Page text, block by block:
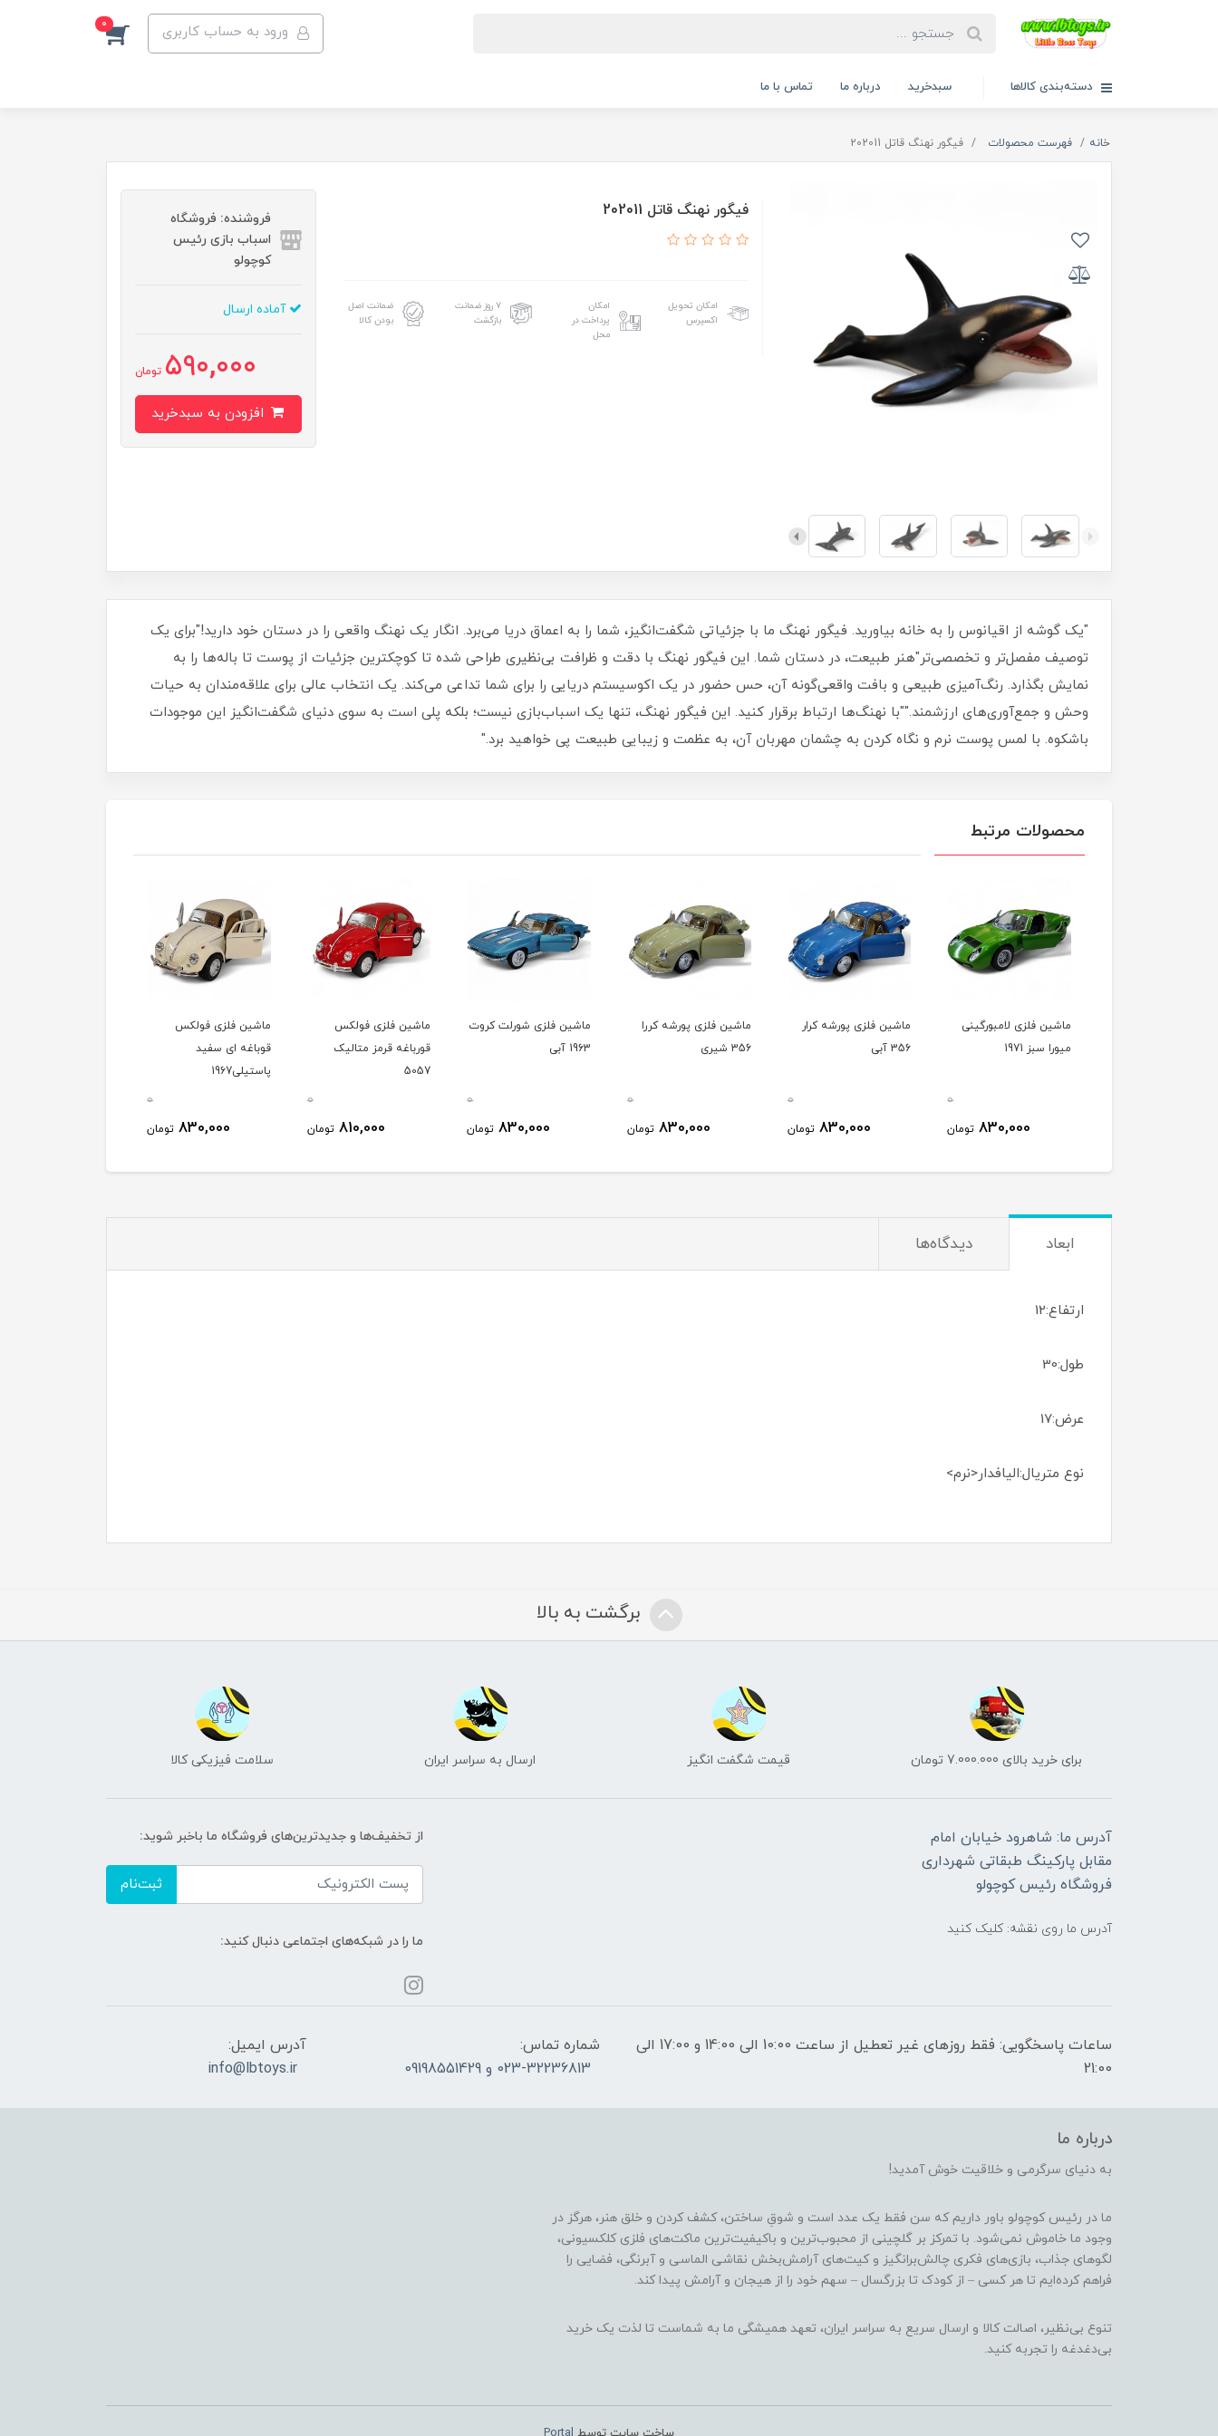
ورود به حساب کاربری 0
دسته‌بندی کالاها سبدخرید درباره ما تماس با ما
خانه فهرست محصولات فیگور نهنگ قاتل 202011
فیگور نهنگ قاتل 202011
امکان تحویل
اکسپرس
امکان
پرداخت در
محل
۷ روز ضمانت
بازگشت
ضمانت اصل
بودن کالا
فروشنده: فروشگاه
اسباب بازی رئیس
کوچولو
آماده ارسال
590,000 تومان
"یک گوشه از اقیانوس را به خانه بیاورید. فیگور نهنگ ما با جزئیاتی شگفت‌انگیز، شما را به اعماق دریا می‌برد. انگار یک نهنگ واقعی را در دستان خود دارید!"برای یک
توصیف مفصل‌تر و تخصصی‌تر"هنر طبیعت، در دستان شما. این فیگور نهنگ با دقت و ظرافت بی‌نظیری طراحی شده تا کوچکترین جزئیات از پوست تا باله‌ها را به
نمایش بگذارد. رنگ‌آمیزی طبیعی و بافت واقعی‌گونه آن، حس حضور در یک اکوسیستم دریایی را برای شما تداعی می‌کند. یک انتخاب عالی برای علاقه‌مندان به حیات
وحش و جمع‌آوری‌های ارزشمند.""با نهنگ‌ها ارتباط برقرار کنید. این فیگور نهنگ، تنها یک اسباب‌بازی نیست؛ بلکه پلی است به سوی دنیای شگفت‌انگیز این موجودات
باشکوه. با لمس پوست نرم و نگاه کردن به چشمان مهربان آن، به عظمت و زیبایی طبیعت پی خواهید برد."
محصولات مرتبط
ماشین فلزی لامبورگینی
میورا سبز 1971
0
830,000 تومان
ماشین فلزی پورشه کرار
356 آبی
0
830,000 تومان
ماشین فلزی پورشه کررا
356 شیری
0
830,000 تومان
ماشین فلزی شورلت کروت
1963 آبی
0
830,000 تومان
ماشین فلزی فولکس
قورباغه قرمز متالیک
5057
0
810,000 تومان
ماشین فلزی فولکس
قوباغه ای سفید
پاستیلی1967
0
830,000 تومان
ابعاد دیدگاه‌ها
ارتفاع:12
طول:30
عرض:17
نوع متریال:الیافدار<نرم>
برگشت به بالا
برای خرید بالای 7.000.000 تومان قیمت شگفت انگیز ارسال به سراسر ایران سلامت فیزیکی کالا
آدرس ما: شاهرود خیابان امام
مقابل پارکینگ طبقاتی شهرداری
فروشگاه رئیس کوچولو
آدرس ما روی نقشه: کلیک کنید
از تخفیف‌ها و جدیدترین‌های فروشگاه ما باخبر شوید:
ثبت‌نام
ما را در شبکه‌های اجتماعی دنبال کنید:
ساعات پاسخگویی: فقط روزهای غیر تعطیل از ساعت 10:00 الی 14:00 و 17:00 الی
21:00
شماره تماس:
023-32236813 و 09198551429
آدرس ایمیل:
info@lbtoys.ir
درباره ما
به دنیای سرگرمی و خلاقیت خوش آمدید!
ما در رئیس کوچولو باور داریم که سن فقط یک عدد است و شوقِ ساختن، کشف کردن و خلق هنر، هرگز در
وجود ما خاموش نمی‌شود. با تمرکز بر گلچینی از محبوب‌ترین و باکیفیت‌ترین ماکت‌های فلزی کلکسیونی،
لگوهای جذاب، بازی‌های فکری چالش‌برانگیز و کیت‌های آرامش‌بخش نقاشی الماسی و آبرنگی، فضایی را
فراهم کرده‌ایم تا هر کسی – از کودک تا بزرگسال – سهم خود را از هیجان و آرامش پیدا کند.
تنوع بی‌نظیر، اصالت کالا و ارسال سریع به سراسر ایران، تعهد همیشگی ما به شماست تا لذت یک خرید
بی‌دغدغه را تجربه کنید.